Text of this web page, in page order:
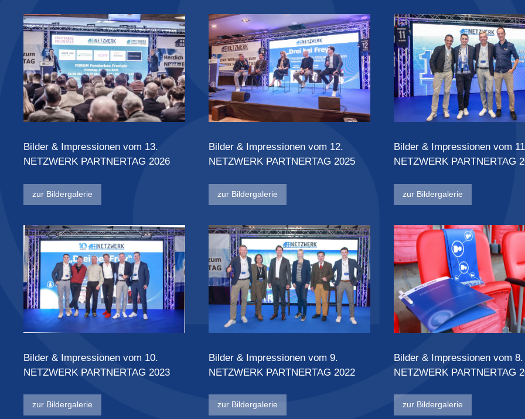
Bilder & Impressionen vom 13.
NETZWERK PARTNERTAG 2026
zur Bildergalerie
Bilder & Impressionen vom 12.
NETZWERK PARTNERTAG 2025
zur Bildergalerie
Bilder & Impressionen vom
NETZWERK PARTNERTAG
zur Bildergalerie
Bilder & Impressionen vom 10.
NETZWERK PARTNERTAG 2023
zur Bildergalerie
Bilder & Impressionen vom 9.
NETZWERK PARTNERTAG 2022
zur Bildergalerie
Bilder & Impressionen vom 8.
NETZWERK PARTNERTAG
zur Bildergalerie